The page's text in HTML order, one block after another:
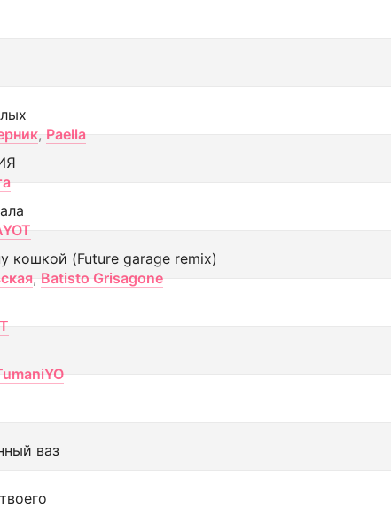
, Paella
кошкой (Future garage remix)
, Batisto Grisagone
ваз